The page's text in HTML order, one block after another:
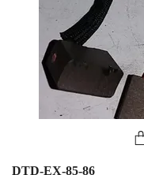
DTD-EX-85-86